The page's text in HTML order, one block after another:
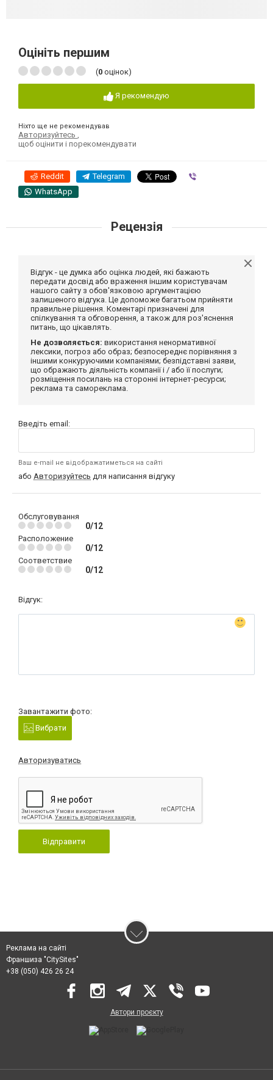
Оцініть першим
(0 оцінок)
Я рекомендую
Ніхто ще не рекомендував
Авторизуйтесь
щоб оцінити і порекомендувати
Reddit Telegram
WhatsApp
Рецензія
Відгук - це думка або оцінка людей, які бажають
передати досвід або враження іншим користувачам
нашого сайту з обов'язковою аргументацією
залишеного відгука. Це допоможе багатьом прийняти
правильне рішення. Коментарі призначені для
спілкування та обговорення, а також для роз'яснення
питань, що цікавлять.
Не дозволяється: використання ненормативної
лексики, погроз або образ; безпосереднє порівняння з
іншими конкуруючими компаніями; безпідставні заяви,
що ображають діяльність компанії і / або її послуги;
розміщення посилань на сторонні інтернет-ресурси;
реклама та самореклама.
Введіть email:
Ваш e-mail не відображатиметься на сайті
або Авторизуйтесь для написання відгуку
Обслуговування
0/12
Расположение
0/12
Соответствие
0/12
Відгук:
Завантажити фото:
Вибрати
Авторизуватись
Відправити
Реклама на сайті
Франшиза "CitySites"
+38 (050) 426 26 24
Автори проєкту